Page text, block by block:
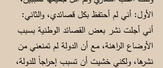
الأول: أني لم أحتفظ بكل قصائدي، والثاني:
أني أجلت نشر بعض القصائد الوطنية بسبب
الأوضاع الراهنة، مع أن الدولة لم تمنعني من
نشرها، ولكني خشيت أن تسبب إحراجاً للدولة،